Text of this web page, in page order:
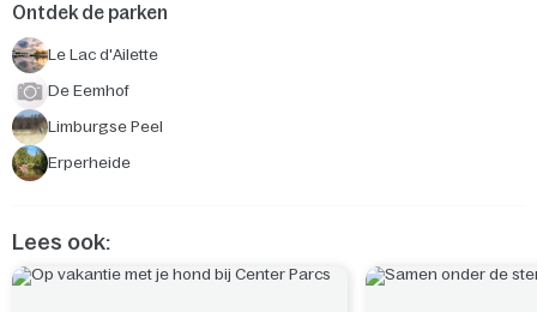
Ontdek de parken
Le Lac d'Ailette
De Eemhof
Limburgse Peel
Erperheide
Lees ook: